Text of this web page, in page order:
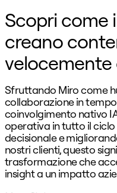
Scopri come
creano
velocemente
Sfruttando Miro come
collaborazione in
coinvolgimento nativo
operativa in tutto il
decisionale e
nostri clienti, questo
trasformazione che
insight a un impatto